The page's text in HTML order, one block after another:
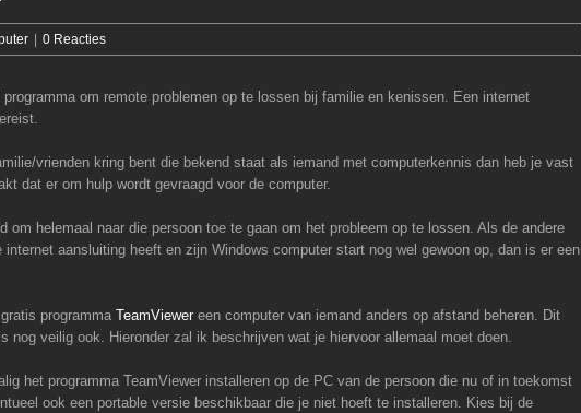
0 Reacties
om remote problemen op te lossen bij familie en kenissen. Een internet
vrienden kring bent die bekend staat als iemand met computerkennis dan heb je vast
dat er om hulp wordt gevraagd voor de computer.
om helemaal naar die persoon toe te gaan om het probleem op te lossen. Als de andere
internet aansluiting heeft en zijn Windows computer start nog wel gewoon op, dan is er een
programma TeamViewer een computer van iemand anders op afstand beheren. Dit
nog veilig ook. Hieronder zal ik beschrijven wat je hiervoor allemaal moet doen.
het programma TeamViewer installeren op de PC van de persoon die nu of in toekomst
ook een portable versie beschikbaar die je niet hoeft te installeren. Kies bij de